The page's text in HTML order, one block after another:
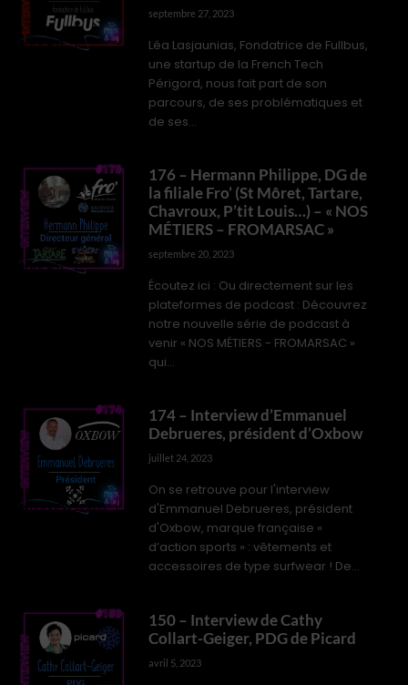
PODCAST
septembre 27, 2023
Léa Lasjaunias, Fondatrice de Fullbus,
une startup de la French Tech
Périgord, nous fait part de son
parcours, de ses problématiques et
de ses...
PODCAST
176 – Hermann Philippe, DG de
la filiale Fro’ (St Môret, Tartare,
Chavroux, P’tit Louis…) – « NOS
MÉTIERS – FROMARSAC »
septembre 20, 2023
Écoutez ici : Ou directement sur les
plateformes de podcast : Découvrez
notre nouvelle série de podcast à
venir « NOS MÉTIERS - FROMARSAC »
qui...
INTERVIEWS PROS
174 – Interview d’Emmanuel
Debrueres, président d’Oxbow
juillet 24, 2023
On se retrouve pour l'interview
d'Emmanuel Debrueres, président
d'Oxbow, marque française «
d’action sports » : vêtements et
accessoires de type surfwear ! De...
150 – Interview de Cathy
Collart-Geiger, PDG de Picard
avril 5, 2023